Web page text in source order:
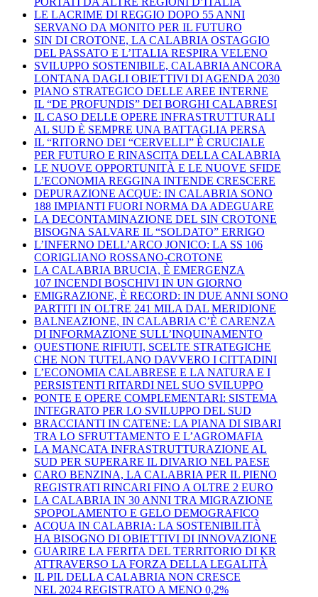
LE LACRIME DI REGGIO DOPO 55 ANNI
SERVANO DA MONITO PER IL FUTURO
SIN DI CROTONE, LA CALABRIA OSTAGGIO
DEL PASSATO E L’ITALIA RESPIRA VELENO
SVILUPPO SOSTENIBILE, CALABRIA ANCORA
LONTANA DAGLI OBIETTIVI DI AGENDA 2030
PIANO STRATEGICO DELLE AREE INTERNE
IL “DE PROFUNDIS” DEI BORGHI CALABRESI
IL CASO DELLE OPERE INFRASTRUTTURALI
AL SUD È SEMPRE UNA BATTAGLIA PERSA
IL “RITORNO DEI “CERVELLI” È CRUCIALE
PER FUTURO E RINASCITA DELLA CALABRIA
LE NUOVE OPPORTUNITÀ E LE NUOVE SFIDE
L’ECONOMIA REGGINA INTENDE CRESCERE
DEPURAZIONE ACQUE: IN CALABRIA SONO
188 IMPIANTI FUORI NORMA DA ADEGUARE
LA DECONTAMINAZIONE DEL SIN CROTONE
BISOGNA SALVARE IL “SOLDATO” ERRIGO
L’INFERNO DELL’ARCO JONICO: LA SS 106
CORIGLIANO ROSSANO-CROTONE
LA CALABRIA BRUCIA, È EMERGENZA
107 INCENDI BOSCHIVI IN UN GIORNO
EMIGRAZIONE, È RECORD: IN DUE ANNI SONO
PARTITI IN OLTRE 241 MILA DAL MERIDIONE
BALNEAZIONE, IN CALABRIA C’È CARENZA
DI INFORMAZIONE SULL’INQUINAMENTO
QUESTIONE RIFIUTI, SCELTE STRATEGICHE
CHE NON TUTELANO DAVVERO I CITTADINI
L’ECONOMIA CALABRESE E LA NATURA E I
PERSISTENTI RITARDI NEL SUO SVILUPPO
PONTE E OPERE COMPLEMENTARI: SISTEMA
INTEGRATO PER LO SVILUPPO DEL SUD
BRACCIANTI IN CATENE: LA PIANA DI SIBARI
TRA LO SFRUTTAMENTO E L’AGROMAFIA
LA MANCATA INFRASTRUTTURAZIONE AL
SUD PER SUPERARE IL DIVARIO NEL PAESE
CARO BENZINA, LA CALABRIA PER IL PIENO
REGISTRATI RINCARI FINO A OLTRE 2 EURO
LA CALABRIA IN 30 ANNI TRA MIGRAZIONE
SPOPOLAMENTO E GELO DEMOGRAFICO
ACQUA IN CALABRIA: LA SOSTENIBILITÀ
HA BISOGNO DI OBIETTIVI DI INNOVAZIONE
GUARIRE LA FERITA DEL TERRITORIO DI KR
ATTRAVERSO LA FORZA DELLA LEGALITÀ
IL PIL DELLA CALABRIA NON CRESCE
NEL 2024 REGISTRATO A MENO 0,2%